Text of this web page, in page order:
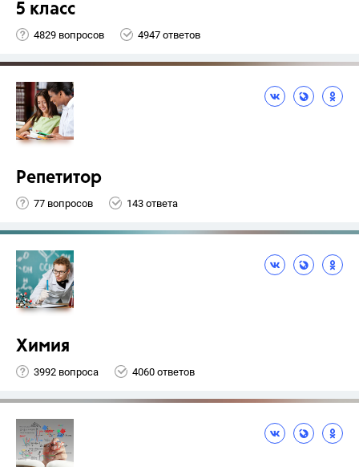
5 класс
4829 вопросов 4947 ответов
Репетитор
77 вопросов 143 ответа
Химия
3992 вопроса 4060 ответов